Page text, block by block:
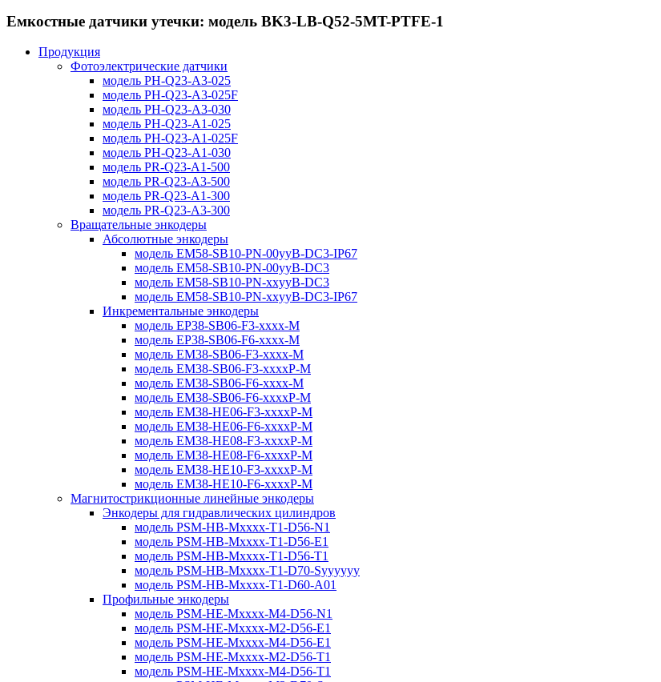
Емкостные датчики утечки: модель BK3-LB-Q52-5MT-PTFE-1
Продукция
Фотоэлектрические датчики
модель PH-Q23-A3-025
модель PH-Q23-A3-025F
модель PH-Q23-A3-030
модель PH-Q23-A1-025
модель PH-Q23-A1-025F
модель PH-Q23-A1-030
модель PR-Q23-A1-500
модель PR-Q23-A3-500
модель PR-Q23-A1-300
модель PR-Q23-A3-300
Вращательные энкодеры
Абсолютные энкодеры
модель EM58-SB10-PN-00yyB-DC3-IP67
модель EM58-SB10-PN-00yyB-DC3
модель EM58-SB10-PN-xxyyB-DC3
модель EM58-SB10-PN-xxyyB-DC3-IP67
Инкрементальные энкодеры
модель EP38-SB06-F3-xxxx-M
модель EP38-SB06-F6-xxxx-M
модель EM38-SB06-F3-xxxx-M
модель EM38-SB06-F3-xxxxP-M
модель EM38-SB06-F6-xxxx-M
модель EM38-SB06-F6-xxxxP-M
модель EM38-HE06-F3-xxxxP-M
модель EM38-HE06-F6-xxxxP-M
модель EM38-HE08-F3-xxxxP-M
модель EM38-HE08-F6-xxxxP-M
модель EM38-HE10-F3-xxxxP-M
модель EM38-HE10-F6-xxxxP-M
Магнитострикционные линейные энкодеры
Энкодеры для гидравлических цилиндров
модель PSM-HB-Mxxxx-T1-D56-N1
модель PSM-HB-Mxxxx-T1-D56-E1
модель PSM-HB-Mxxxx-T1-D56-T1
модель PSM-HB-Mxxxx-T1-D70-Syyyyyy
модель PSM-HB-Mxxxx-T1-D60-A01
Профильные энкодеры
модель PSM-HE-Mxxxx-M4-D56-N1
модель PSM-HE-Mxxxx-M2-D56-E1
модель PSM-HE-Mxxxx-M4-D56-E1
модель PSM-HE-Mxxxx-M2-D56-T1
модель PSM-HE-Mxxxx-M4-D56-T1